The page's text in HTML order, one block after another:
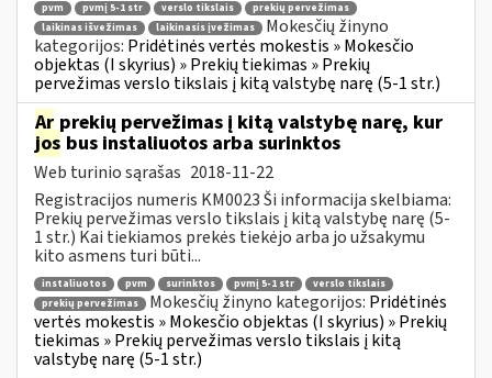
pvm pvmį 5-1 str verslo tikslais
prekių pervežimas
laikinas išvežimas
laikinasis įvežimas
Mokesčių žinyno
kategorijos: Pridėtinės vertės mokestis » Mokesčio
objektas (I skyrius) » Prekių tiekimas » Prekių
pervežimas verslo tikslais į kitą valstybę narę (5-1 str.)
Ar prekių pervežimas į kitą valstybę narę, kur
jos bus instaliuotos arba surinktos
Web turinio sąrašas 2018-11-22
Registracijos numeris KM0023 Ši informacija skelbiama:
Prekių pervežimas verslo tikslais į kitą valstybę narę (5-
1 str.) Kai tiekiamos prekės tiekėjo arba jo užsakymu
kito asmens turi būti...
instaliuotos pvm surinktos pvmį 5-1 str
verslo tikslais
prekių pervežimas
Mokesčių žinyno kategorijos: Pridėtinės
vertės mokestis » Mokesčio objektas (I skyrius) » Prekių
tiekimas » Prekių pervežimas verslo tikslais į kitą
valstybę narę (5-1 str.)